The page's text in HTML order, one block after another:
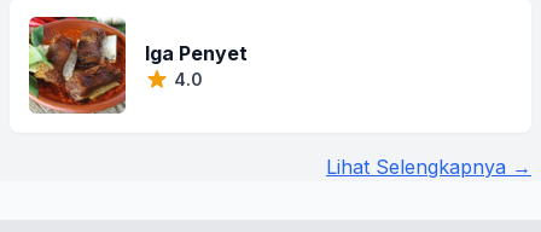
Iga Penyet
4.0
Lihat Selengkapnya →